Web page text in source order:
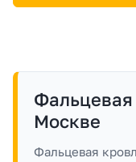
Фальцевая
Москве
Фальцевая